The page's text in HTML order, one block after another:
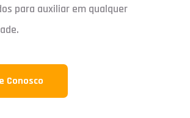
para auxiliar em qualquer
Conosco